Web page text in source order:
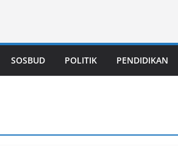
SOSBUD POLITIK PENDIDIKAN